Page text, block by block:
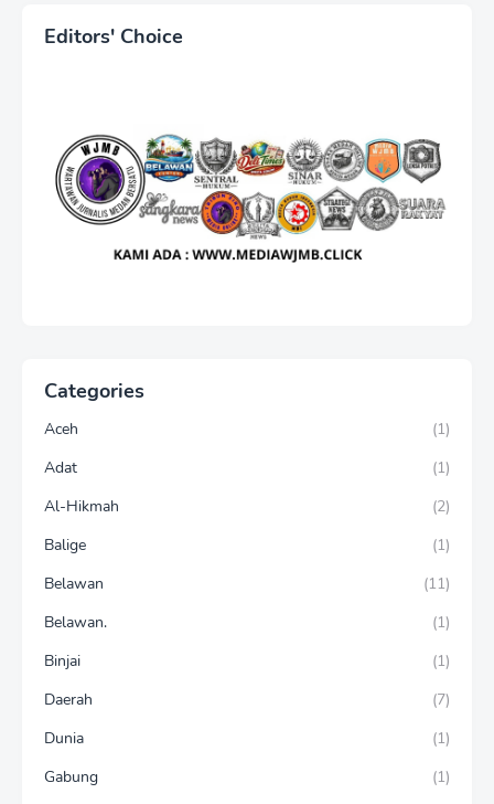
Editors' Choice
Categories
Aceh
(1)
Adat
(1)
Al-Hikmah
(2)
Balige
(1)
Belawan
(11)
Belawan.
(1)
Binjai
(1)
Daerah
(7)
Dunia
(1)
Gabung
(1)